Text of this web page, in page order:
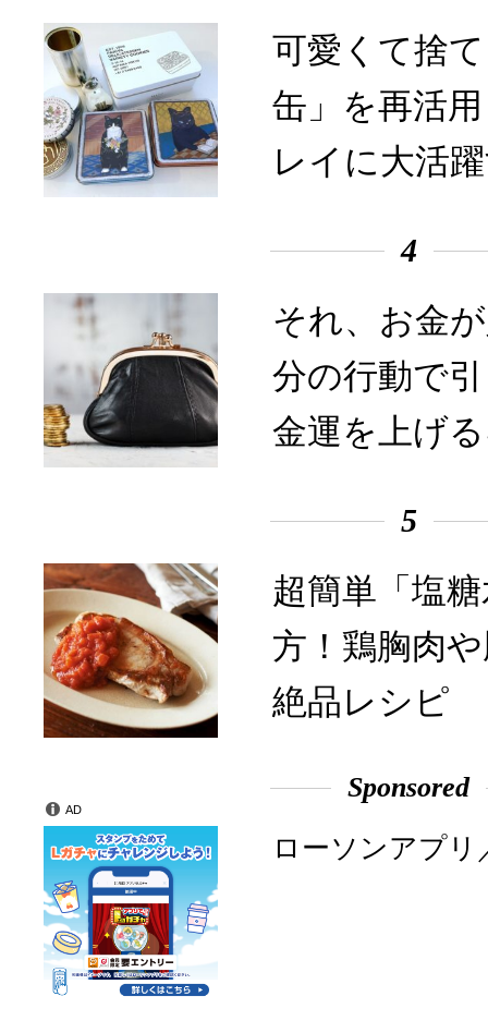
可愛くて捨
缶」を再活
レイに大活
4
それ、お金
分の行動で
金運を上げ
5
超簡単「塩
方！鶏胸肉
絶品レシピ
Sponsored
ローソンアプ
AD